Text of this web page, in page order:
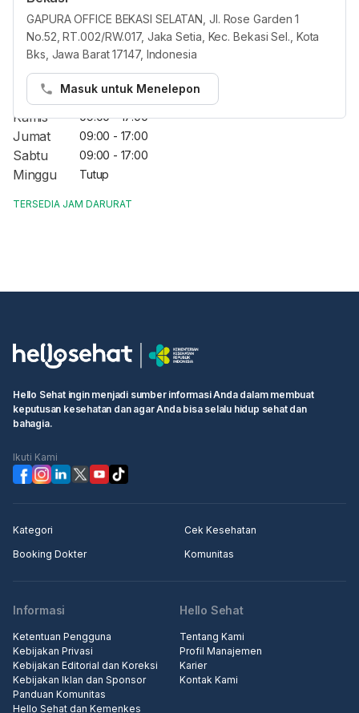
GAPURA OFFICE BEKASI SELATAN, Jl. Rose Garden 1
No.52, RT.002/RW.017, Jaka Setia, Kec. Bekasi Sel., Kota
Bks, Jawa Barat 17147, Indonesia
Masuk untuk Menelepon
Jam Reguler
Senin 09:00 - 17:00
Selasa 09:00 - 17:00
Rabu 09:00 - 17:00
Kamis 09:00 - 17:00
Jumat 09:00 - 17:00
Sabtu 09:00 - 17:00
Minggu Tutup
TERSEDIA JAM DARURAT
Hello Sehat ingin menjadi sumber informasi Anda dalam membuat
keputusan kesehatan dan agar Anda bisa selalu hidup sehat dan
bahagia.
Ikuti Kami
Kategori
Cek Kesehatan
Booking Dokter
Komunitas
Informasi
Ketentuan Pengguna
Kebijakan Privasi
Kebijakan Editorial dan Koreksi
Kebijakan Iklan dan Sponsor
Panduan Komunitas
Hello Sehat dan Kemenkes
Hello Sehat
Tentang Kami
Profil Manajemen
Karier
Kontak Kami